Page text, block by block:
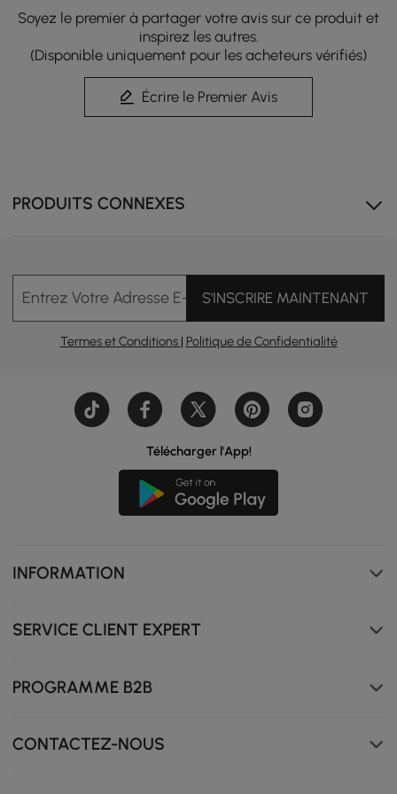
naturelle éclatante de 6 000 K à une lumière neutre
froide de 4 000 K ou à une lumière douce de 3 000 K, le
tout alimenté via USB et activé par un détecteur de
mouvement pour une ambiance mains libres.
Ambiance de chambre éclairée
intégrée qui diffuse une lueur chaleureuse et douillette,
complétée par une station de recharge intégrée, une
Soyez le premier à partager votre avis sur ce produit et
inspirez les autres.
(Disponible uniquement pour les acheteurs vérifiés)
Écrire le Premier Avis
PRODUITS CONNEXES
Entrez Votre Adresse E-mailS'INSCRIRE MAINTENANT
Termes et Conditions | Politique de Confidentialité
Télécharger l'App!
INFORMATION
SERVICE CLIENT EXPERT
PROGRAMME B2B
CONTACTEZ-NOUS